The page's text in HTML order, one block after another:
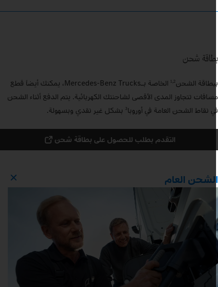
شحن
الشحن 1,2
الخاصة بـMercedes‑Benz Trucks، يمكنك أيضاً قطع
تتجاوز المدى الأقصى لشاحنتك الكهربائية. يتم الدفع أثناء الشحن
نقاط الشحن العامة في أوروبا3بشكل غير نقدي وبسهولة.
التقدم بطلب للحصول على بطاقة شحن
العام